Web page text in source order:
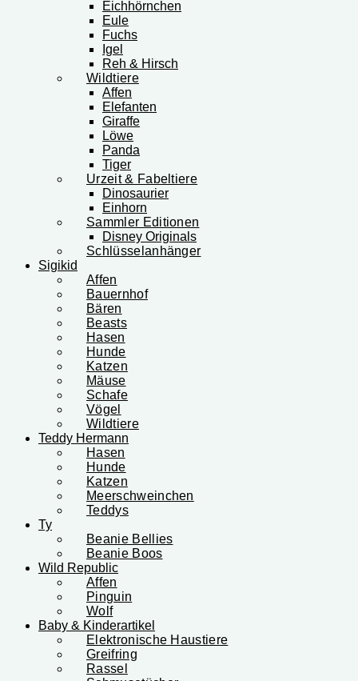
Eichhörnchen
Eule
Fuchs
Igel
Reh & Hirsch
Wildtiere
Affen
Elefanten
Giraffe
Löwe
Panda
Tiger
Urzeit & Fabeltiere
Dinosaurier
Einhorn
Sammler Editionen
Disney Originals
Schlüsselanhänger
Sigikid
Affen
Bauernhof
Bären
Beasts
Hasen
Hunde
Katzen
Mäuse
Schafe
Vögel
Wildtiere
Teddy Hermann
Hasen
Hunde
Katzen
Meerschweinchen
Teddys
Ty
Beanie Bellies
Beanie Boos
Wild Republic
Affen
Pinguin
Wolf
Baby & Kinderartikel
Elektronische Haustiere
Greifring
Rassel